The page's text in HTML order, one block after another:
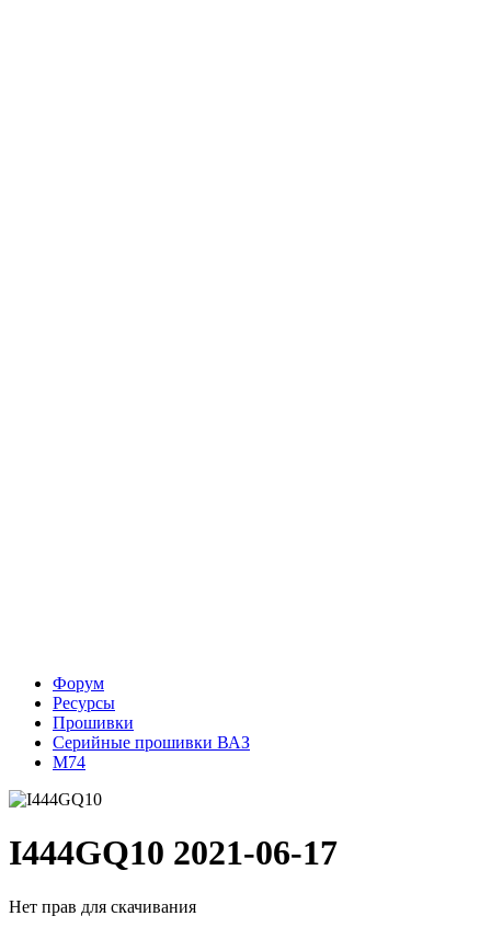
Форум
Ресурсы
Прошивки
Серийные прошивки ВАЗ
М74
I444GQ10 2021-06-17
Нет прав для скачивания